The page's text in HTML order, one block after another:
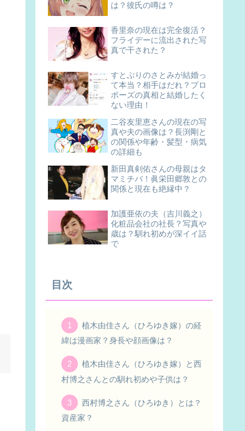
は？彼氏の噂は？
香里奈の現在は完全復活？
フライデーに流出された写
真で干された？
すとぷりのさとみが結婚っ
て本当？相手はだれ？プロ
ポーズの真相と結婚したく
ない理由！
二谷友里恵さんの現在の写
真や夫の画像は？長渕剛と
の関係や年齢・髪型・病気
の詳細も
新田真剣佑さんの母親はタ
マミチバ！眞栄田郷敦との
関係と現在も絶縁中？
加護亜依の夫（吉川義之）
化粧品会社の社長？写真や
歳は？馴れ初めが深イイ話
で
目次
植木由佳さん（ひろゆき嫁）の経
緯は漫画家？身長や顔画像は？
植木由佳さん（ひろゆき嫁）と西
村博之さんとの馴れ初めや子供は？
西村博之さん（ひろゆき）とは？
資産家？